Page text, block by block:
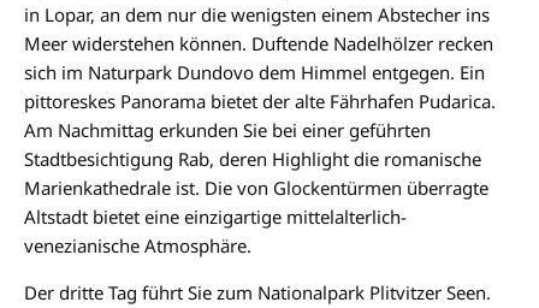
in Lopar, an dem nur die wenigsten einem Abstecher ins
Meer widerstehen können. Duftende Nadelhölzer recken
sich im Naturpark Dundovo dem Himmel entgegen. Ein
pittoreskes Panorama bietet der alte Fährhafen Pudarica.
Am Nachmittag erkunden Sie bei einer geführten
Stadtbesichtigung Rab, deren Highlight die romanische
Marienkathedrale ist. Die von Glockentürmen überragte
Altstadt bietet eine einzigartige mittelalterlich-
venezianische Atmosphäre.
Der dritte Tag führt Sie zum Nationalpark Plitvitzer Seen.